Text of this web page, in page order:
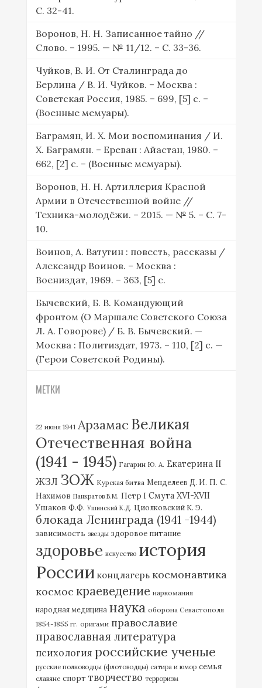
С. 32-41.
Воронов, Н. Н. Записанное тайно //
Слово. – 1995. — № 11/12. – С. 33-36.
Чуйков, В. И. От Сталинграда до
Берлина / В. И. Чуйков. – Москва :
Советская Россия, 1985. – 699, [5] с. –
(Военные мемуары).
Баграмян, И. Х. Мои воспоминания / И.
Х. Баграмян. – Ереван : Айастан, 1980. –
662, [2] c. – (Военные мемуары).
Воронов, Н. Н. Артиллерия Красной
Армии в Отечественной войне //
Техника-молодёжи. – 2015. — № 5. – С. 7-
10.
Воинов, А. Ватутин : повесть, рассказы /
Александр Воинов. – Москва :
Воениздат, 1969. – 363, [5] с.
Бычевский, Б. В. Командующий
фронтом (О Маршале Советского Союза
Л. А. Говорове) / Б. В. Бычевский. —
Москва : Политиздат, 1973. – 110, [2] с. —
(Герои Советской Родины).
МЕТКИ
22 июня 1941 Арзамас Великая
Отечественная война
(1941 - 1945) Гагарин Ю. А. Екатерина II
ЖЗЛ ЗОЖ Курская битва Менделеев Д. И. П. С.
Нахимов Панкратов В.М. Петр I Смута XVI-XVII
Ушаков Ф.Ф. Ушинский К.Д. Циолковский К. Э.
блокада Ленинграда (1941 -1944)
зависимость звезды здоровое питание
здоровье искусство история
России концлагерь космонавтика
космос краеведение наркомания
народная медицина наука оборона Севастополя
1854-1855 гг. оригами православие
православная литература
психология российские ученые
русские полководцы (флотоводцы) сатира и юмор семья
славяне спорт творчество терроризм